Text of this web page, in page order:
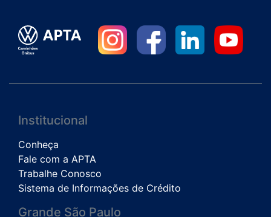
Institucional
Conheça
Fale com a APTA
Trabalhe Conosco
Sistema de Informações de Crédito
Grande São Paulo